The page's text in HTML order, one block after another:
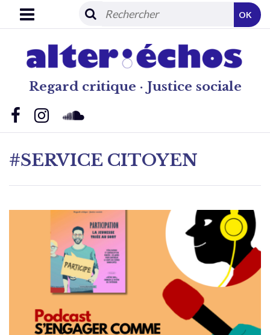
Regard critique · Justice sociale
OK
#SERVICE CITOYEN